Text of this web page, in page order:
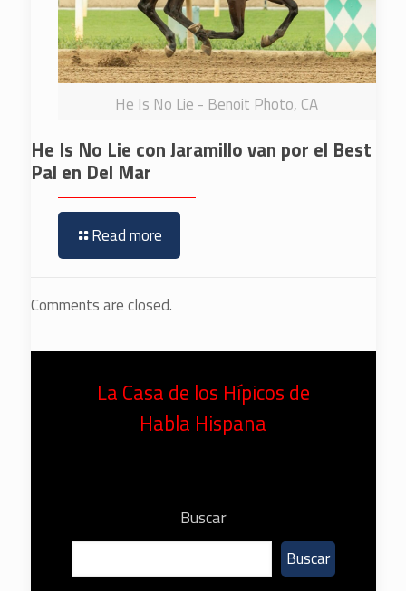
He Is No Lie - Benoit Photo, CA
He Is No Lie con Jaramillo van por el Best
Pal en Del Mar
Read more
Comments are closed.
La Casa de los Hípicos de
Habla Hispana
Buscar
Buscar